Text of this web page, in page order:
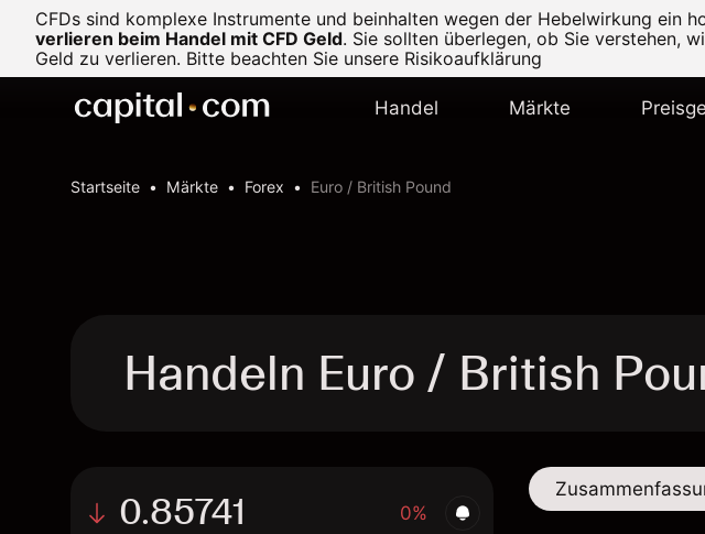
CFDs sind komplexe Instrumente und beinhalten wegen der Hebelwirkung ein
verlieren beim Handel mit CFD Geld. Sie sollten überlegen, ob Sie verstehen,
Geld zu verlieren. Bitte beachten Sie unsere Risikoaufklärung
Handel Märkte
Startseite Märkte Forex Euro / British Pound
Handeln Euro / British
0.85741 0%